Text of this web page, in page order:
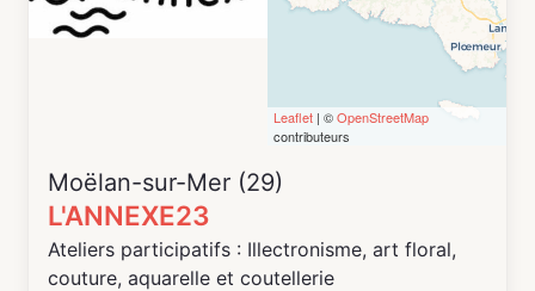
d'associations, des ressources pour la création
et la gestion des associations, la mise à
spectacle, de conférence
Un espace de convivialité autour d'un café, d'un
thé
Leaflet | ©OpenStreetMap
contributeurs
Moëlan-sur-Mer (29)
L'ANNEXE23
Ateliers participatifs : Illectronisme, art floral,
couture, aquarelle et coutellerie